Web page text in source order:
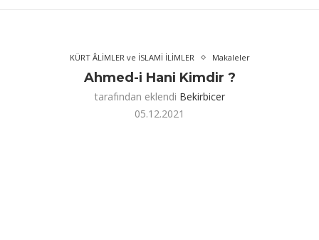
KÜRT ÂLİMLER ve İSLAMİ İLİMLER Makaleler
Ahmed-i Hani Kimdir ?
tarafından eklendi Bekirbicer
05.12.2021